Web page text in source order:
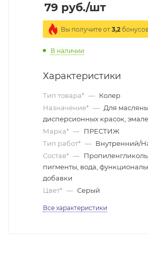
79 руб./шт
Вы получите от 3,2
В наличии
Характеристики
Тип товара* — Колер
Назначение* — Для
дисперсионных красок,
Марка* — ПРЕСТИЖ
Тип работ* — Внутренний/
Состав* — Пропиленгликоль,
пигменты, вода,
добавки
Цвет* — Серый
Все характеристики